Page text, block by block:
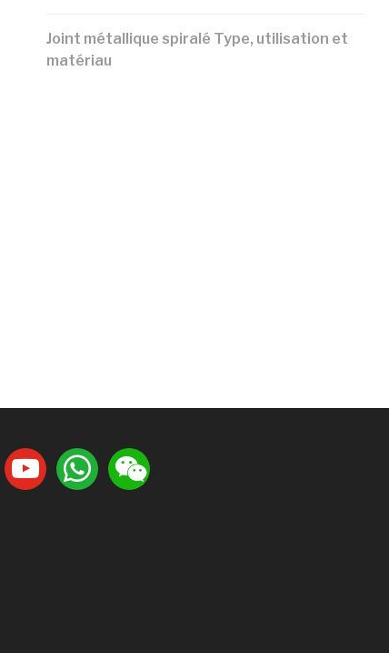
Joint métallique spiralé Type, utilisation et
matériau
youtubewhatsappweixin